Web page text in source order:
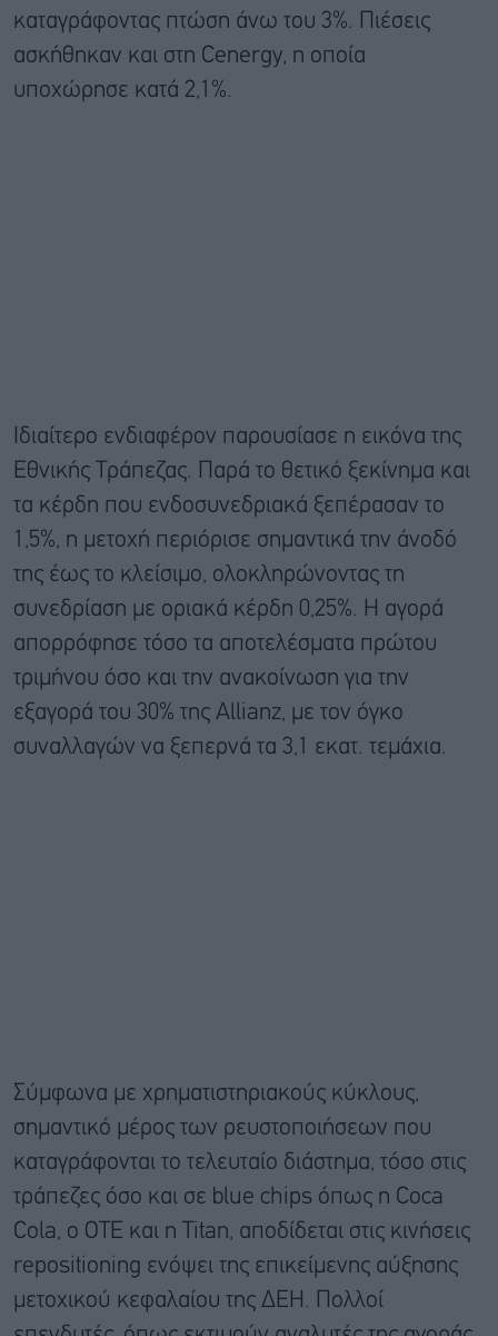
καταγράφοντας πτώση άνω του 3%. Πιέσεις
ασκήθηκαν και στη Cenergy, η οποία
υποχώρησε κατά 2,1%.
Ιδιαίτερο ενδιαφέρον παρουσίασε η εικόνα της
Εθνικής Τράπεζας. Παρά το θετικό ξεκίνημα και
τα κέρδη που ενδοσυνεδριακά ξεπέρασαν το
1,5%, η μετοχή περιόρισε σημαντικά την άνοδό
της έως το κλείσιμο, ολοκληρώνοντας τη
συνεδρίαση με οριακά κέρδη 0,25%. Η αγορά
απορρόφησε τόσο τα αποτελέσματα πρώτου
τριμήνου όσο και την ανακοίνωση για την
εξαγορά του 30% της Allianz, με τον όγκο
συναλλαγών να ξεπερνά τα 3,1 εκατ. τεμάχια.
Σύμφωνα με χρηματιστηριακούς κύκλους,
σημαντικό μέρος των ρευστοποιήσεων που
καταγράφονται το τελευταίο διάστημα, τόσο στις
τράπεζες όσο και σε blue chips όπως η Coca
Cola, ο ΟΤΕ και η Titan, αποδίδεται στις κινήσεις
repositioning ενόψει της επικείμενης αύξησης
μετοχικού κεφαλαίου της ΔEH. Πολλοί